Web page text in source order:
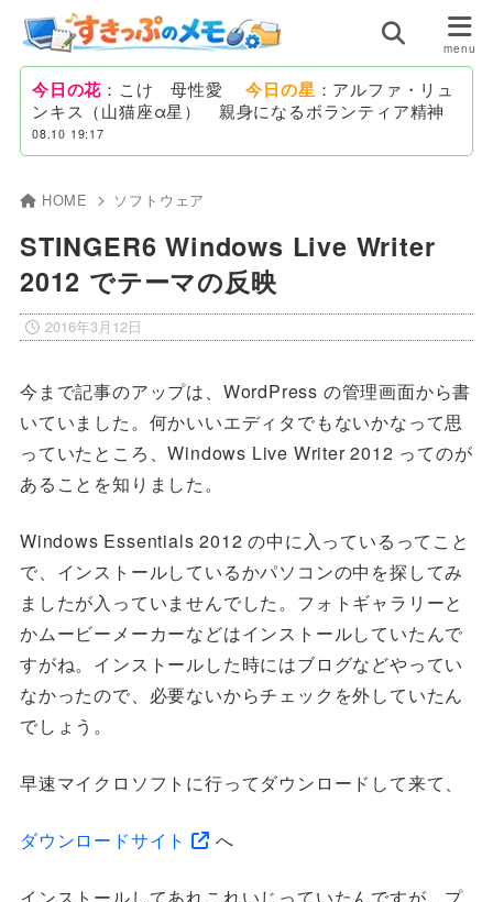
今日の花 ：こけ 母性愛今日の星 ：アルファ・リュ
ンキス（山猫座α星） 親身になるボランティア精神
08.10 19:17
HOME ソフトウェア
STINGER6 Windows Live Writer
2012 でテーマの反映
2016年3月12日
今まで記事のアップは、WordPress の管理画面から書
いていました。何かいいエディタでもないかなって思
っていたところ、Windows Live Writer 2012 ってのが
あることを知りました。
Windows Essentials 2012 の中に入っているってこと
で、インストールしているかパソコンの中を探してみ
ましたが入っていませんでした。フォトギャラリーと
かムービーメーカーなどはインストールしていたんで
すがね。インストールした時にはブログなどやってい
なかったので、必要ないからチェックを外していたん
でしょう。
早速マイクロソフトに行ってダウンロードして来て、
ダウンロードサイト へ
インストールしてあれこれいじっていたんですが、プ